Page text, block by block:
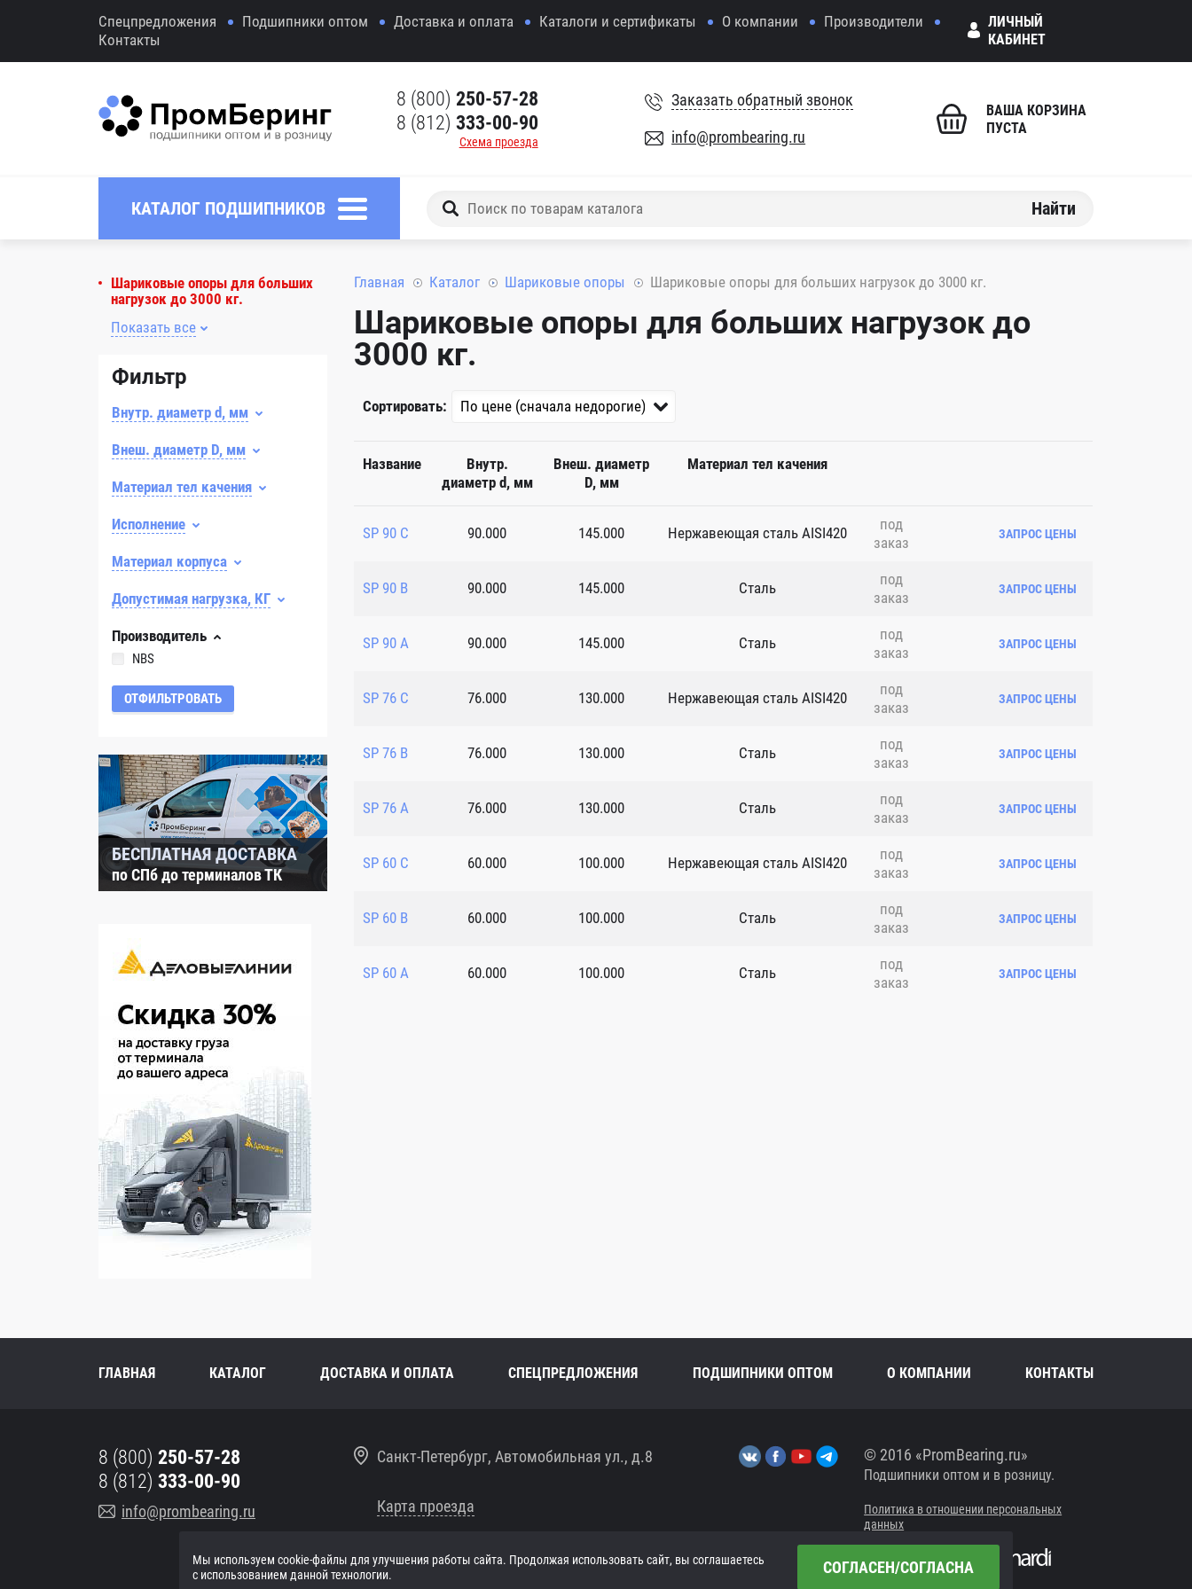
Спецпредложения Подшипники оптом Доставка и оплата Каталоги и сертификаты О компании
Производители
Контакты
ЛИЧНЫЙ
КАБИНЕТ
8 (800) 250-57-28
8 (812) 333-00-90
Схема проезда
Заказать обратный звонок
info@prombearing.ru
ВАША КОРЗИНА
ПУСТА
КАТАЛОГ ПОДШИПНИКОВ Найти
Шариковые опоры для больших
нагрузок до 3000 кг.
Показать все
Фильтр
Внутр. диаметр d, мм
Внеш. диаметр D, мм
Материал тел качения
Исполнение
Материал корпуса
Допустимая нагрузка, КГ
Производитель
NBS
ОТФИЛЬТРОВАТЬ
БЕСПЛАТНАЯ ДОСТАВКА
по СПб до терминалов ТК
Главная Каталог Шариковые опоры Шариковые опоры для больших нагрузок до 3000 кг.
Шариковые опоры для больших нагрузок до
3000 кг.
Сортировать:
Название
Внутр.
диаметр d, мм
Внеш. диаметр
D, мм
Материал тел качения
SP 90 C 90.000 145.000 Нержавеющая сталь AISI420
под
заказ
ЗАПРОС ЦЕНЫ
SP 90 B 90.000 145.000 Сталь
под
заказ
ЗАПРОС ЦЕНЫ
SP 90 A 90.000 145.000 Сталь
под
заказ
ЗАПРОС ЦЕНЫ
SP 76 C 76.000 130.000 Нержавеющая сталь AISI420
под
заказ
ЗАПРОС ЦЕНЫ
SP 76 B 76.000 130.000 Сталь
под
заказ
ЗАПРОС ЦЕНЫ
SP 76 A 76.000 130.000 Сталь
под
заказ
ЗАПРОС ЦЕНЫ
SP 60 C 60.000 100.000 Нержавеющая сталь AISI420
под
заказ
ЗАПРОС ЦЕНЫ
SP 60 B 60.000 100.000 Сталь
под
заказ
ЗАПРОС ЦЕНЫ
SP 60 A 60.000 100.000 Сталь
под
заказ
ЗАПРОС ЦЕНЫ
ГЛАВНАЯ КАТАЛОГ ДОСТАВКА И ОПЛАТА СПЕЦПРЕДЛОЖЕНИЯ ПОДШИПНИКИ ОПТОМ О КОМПАНИИ КОНТАКТЫ
8 (800) 250-57-28
8 (812) 333-00-90
info@prombearing.ru
Санкт-Петербург, Автомобильная ул., д.8
Карта проезда
ПН-ЧТ 8:00-17:30, ПТ 8:00-17:00
© 2016 «PromBearing.ru»
Подшипники оптом и в розницу.
Политика в отношении персональных
данных
Сайт разработан в
Мы используем cookie-файлы для улучшения работы сайта. Продолжая использовать сайт, вы соглашаетесь
с использованием данной технологии.
СОГЛАСЕН/СОГЛАСНА